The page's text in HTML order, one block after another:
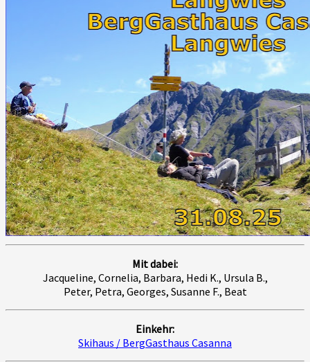
Mit dabei:
Jacqueline, Cornelia, Barbara, Hedi K., Ursula B.,
Peter, Petra, Georges, Susanne F., Beat
Einkehr:
Skihaus / BergGasthaus Casanna